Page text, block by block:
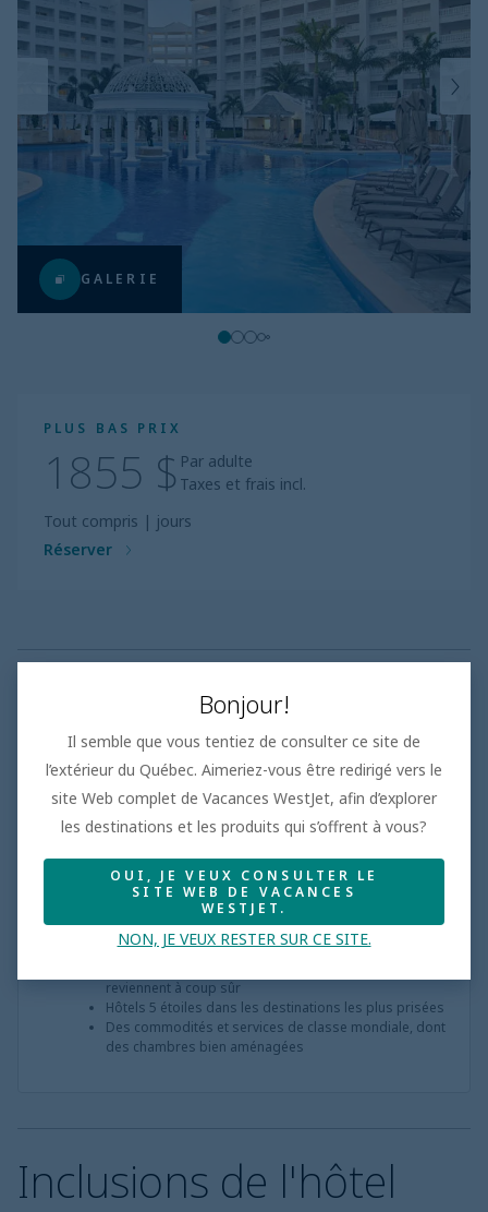
GALERIE
PLUS BAS PRIX
1855 $ Par adulte
Taxes et frais incl.
Tout compris | jours
Réserver
Pour adultes seulement
Les hôtels pour adultes les mieux cotés, où les clients
reviennent à coup sûr
Des commodités bien pensées et des expériences
conçues exclusivement pour les adultes
Des restaurants à la carte exquis, des bars et des
Hôtels de luxe
reviennent à coup sûr
Hôtels 5 étoiles dans les destinations les plus prisées
Des commodités et services de classe mondiale, dont
des chambres bien aménagées
Inclusions de l'hôtel
Bonjour!
Il semble que vous tentiez de consulter ce site de
l’extérieur du Québec. Aimeriez-vous être redirigé vers le
site Web complet de Vacances WestJet, afin d’explorer
les destinations et les produits qui s’offrent à vous?
OUI, JE VEUX CONSULTER LE
SITE WEB DE VACANCES
WESTJET.
NON, JE VEUX RESTER SUR CE SITE.